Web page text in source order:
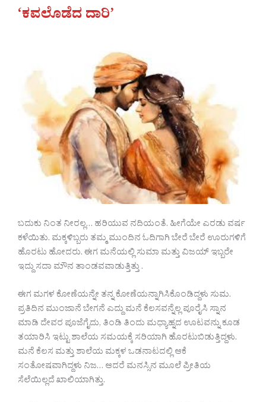
‘ಕವಲೊಡೆದ ದಾರಿ’
ಬದುಕು ನಿಂತ ನೀರಲ್ಲ… ಹರಿಯುವ ನದಿಯಂತೆ. ಹೀಗೆಯೇ ಎರಡು ವರ್ಷ
ಕಳೆಯಿತು. ಮಕ್ಕಳಿಬ್ಬರು ತಮ್ಮ ಮುಂದಿನ ಓದಿಗಾಗಿ ಬೇರೆ ಬೇರೆ ಊರುಗಳಿಗೆ
ಹೊರಟು ಹೋದರು. ಈಗ ಮನೆಯಲ್ಲಿ ಸುಮಾ ಮತ್ತು ವಿಜಯ್ ಇಬ್ಬರೇ
ಇದ್ದು ಸದಾ ಮೌನ ತಾಂಡವವಾಡುತ್ತಿತ್ತು .
ಈಗ ಮಗಳ ಕೋಣೆಯನ್ನೇ ತನ್ನ ಕೋಣೆಯನ್ನಾಗಿಸಿಕೊಂಡಿದ್ದಳು ಸುಮ.
ಪ್ರತಿದಿನ ಮುಂಜಾನೆ ಬೇಗನೆ ಎದ್ದು ಮನೆ ಕೆಲಸವನ್ನೆಲ್ಲ ಪೂರೈಸಿ ಸ್ನಾನ
ಮಾಡಿ ದೇವರ ಪೂಜೆಗೈದು, ತಿಂಡಿ ತಿಂದು ಮಧ್ಯಾಹ್ನದ ಊಟವನ್ನು ಕೂಡ
ತಯಾರಿಸಿ ಇಟ್ಟು ಶಾಲೆಯ ಸಮಯಕ್ಕೆ ಸರಿಯಾಗಿ ಹೊರಟುಬಿಡುತ್ತಿದ್ದಳು.
ಮನೆ ಕೆಲಸ ಮತ್ತು ಶಾಲೆಯ ಮಕ್ಕಳ ಒಡನಾಟದಲ್ಲಿ ಆಕೆ
ಸಂತೋಷವಾಗಿದ್ದಳು ನಿಜ… ಆದರೆ ಮನಸ್ಸಿನ ಮೂಲೆ ಪ್ರೀತಿಯ
ಸೆಲೆಯಿಲ್ಲದೆ ಖಾಲಿಯಾಗಿತ್ತು.